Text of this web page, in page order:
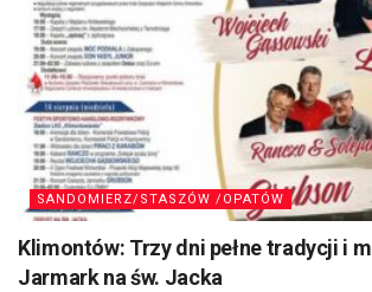
SANDOMIERZ/STASZÓW /OPATÓW
Klimontów: Trzy dni pełne tradycji i
Jarmark na św. Jacka